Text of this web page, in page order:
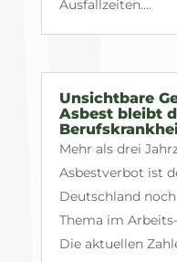
Ausfallzeiten....
Unsichtbare
Asbest bleibt
Mehr als drei
Asbestverbot ist
Deutschland
Thema im
Die aktuellen